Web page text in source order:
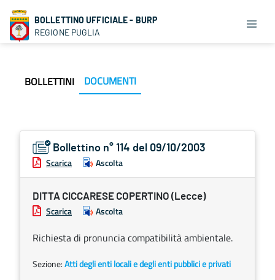
BOLLETTINO UFFICIALE - BURP
REGIONE PUGLIA
BOLLETTINI DOCUMENTI
Bollettino n° 114 del 09/10/2003
Scarica Ascolta
DITTA CICCARESE COPERTINO (Lecce)
Scarica Ascolta
Richiesta di pronuncia compatibilità ambientale.
Sezione:Atti degli enti locali e degli enti pubblici e privati